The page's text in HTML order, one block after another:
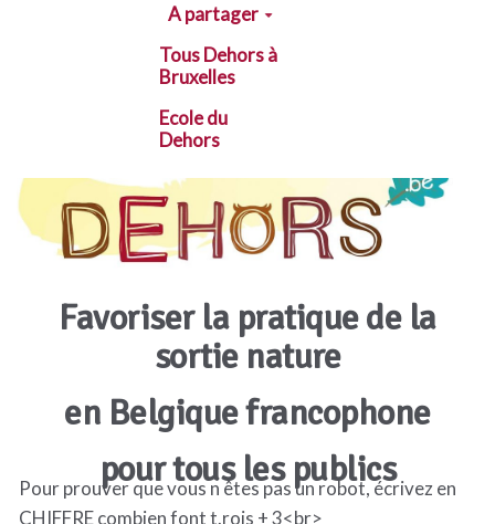
A partager
Tous Dehors à
Bruxelles
Ecole du
Dehors
Favoriser la pratique de la
sortie nature
en Belgique francophone
pour tous les publics
Pour prouver que vous n êtes pas un robot, écrivez en
CHIFFRE combien font t.rois + 3<br>